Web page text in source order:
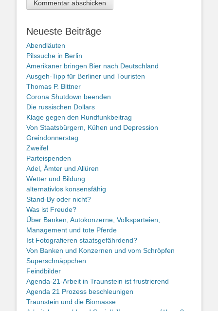
Neueste Beiträge
Abendläuten
Pilssuche in Berlin
Amerikaner bringen Bier nach Deutschland
Ausgeh-Tipp für Berliner und Touristen
Thomas P. Bittner
Corona Shutdown beenden
Die russischen Dollars
Klage gegen den Rundfunkbeitrag
Von Staatsbürgern, Kühen und Depression
Greindonnerstag
Zweifel
Parteispenden
Adel, Ämter und Allüren
Wetter und Bildung
alternativlos konsensfähig
Stand-By oder nicht?
Was ist Freude?
Über Banken, Autokonzerne, Volksparteien,
Management und tote Pferde
Ist Fotografieren staatsgefährdend?
Von Banken und Konzernen und vom Schröpfen
Superschnäppchen
Feindbilder
Agenda-21-Arbeit in Traunstein ist frustrierend
Agenda 21 Prozess beschleunigen
Traunstein und die Biomasse